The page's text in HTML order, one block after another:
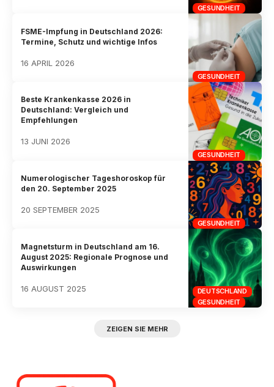
GESUNDHEIT
GESUNDHEIT
FSME-Impfung in Deutschland 2026:
Termine, Schutz und wichtige Infos
16 APRIL 2026
GESUNDHEIT
Beste Krankenkasse 2026 in
Deutschland: Vergleich und
Empfehlungen
13 JUNI 2026
GESUNDHEIT
Numerologischer Tageshoroskop für
den 20. September 2025
20 SEPTEMBER 2025
DEUTSCHLAND
GESUNDHEIT
Magnetsturm in Deutschland am 16.
August 2025: Regionale Prognose und
Auswirkungen
16 AUGUST 2025
ZEIGEN SIE MEHR